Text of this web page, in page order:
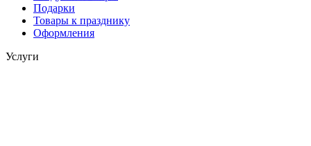
Подарки
Товары к празднику
Оформления
Услуги